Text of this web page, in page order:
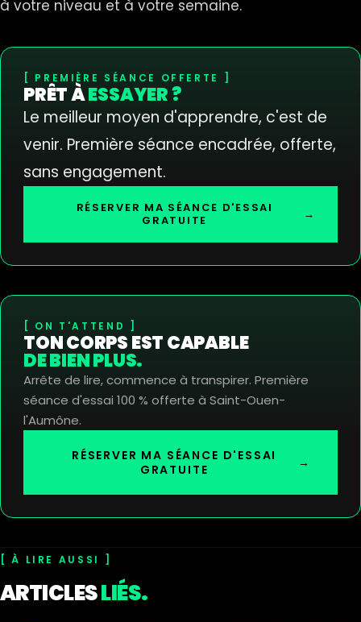
à votre niveau et à votre semaine.
PREMIÈRE SÉANCE OFFERTE
PRÊT ÀESSAYER ?
Le meilleur moyen d'apprendre, c'est de
venir. Première séance encadrée, offerte,
sans engagement.
RÉSERVER MA SÉANCE D'ESSAI
GRATUITE
→
ON T'ATTEND
TON CORPS EST CAPABLE
DE BIEN PLUS.
Arrête de lire, commence à transpirer. Première
séance d'essai 100 % offerte à Saint-Ouen-
l'Aumône.
RÉSERVER MA SÉANCE D'ESSAI
GRATUITE
→
À LIRE AUSSI
ARTICLESLIÉS.